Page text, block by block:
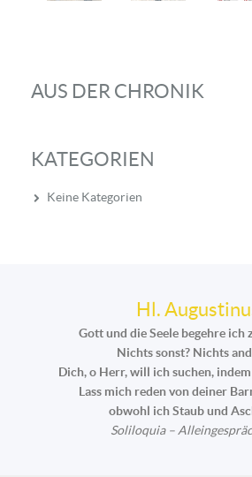
AUS DER CHRONIK
KATEGORIEN
Keine Kategorien
Hl.
Gott und die Seele begehre ich
Nichts sonst? Nichts
Dich, o Herr, will ich suchen,
Lass mich reden von deiner
obwohl ich Staub und
Soliloquia –